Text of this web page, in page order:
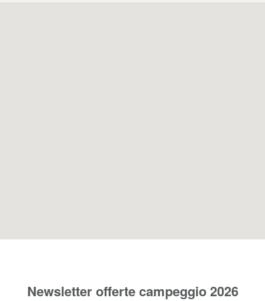
Newsletter offerte campeggio 2026